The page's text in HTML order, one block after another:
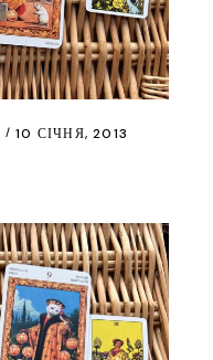
10 СІЧНЯ, 2013